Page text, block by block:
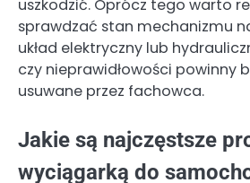
uszkodzić. Oprócz tego warto
sprawdzać stan mechanizmu
układ elektryczny lub
czy nieprawidłowości powinny
usuwane przez fachowca.
Jakie są najczęstsze
wyciągarką do